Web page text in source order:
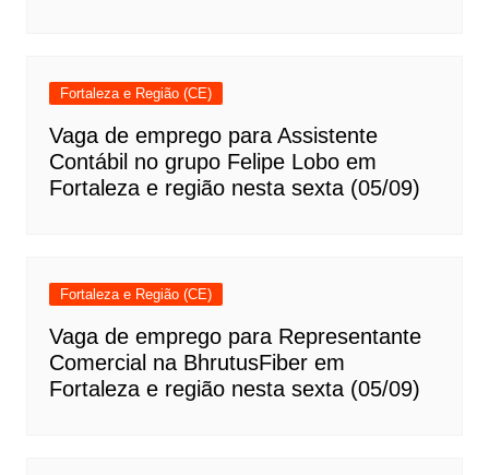
Fortaleza e Região (CE)
Vaga de emprego para Assistente
Contábil no grupo Felipe Lobo em
Fortaleza e região nesta sexta (05/09)
Fortaleza e Região (CE)
Vaga de emprego para Representante
Comercial na BhrutusFiber em
Fortaleza e região nesta sexta (05/09)